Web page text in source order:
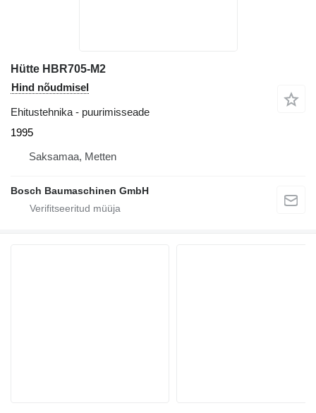
Hütte HBR705-M2
Hind nõudmisel
Ehitustehnika - puurimisseade
1995
Saksamaa, Metten
Bosch Baumaschinen GmbH